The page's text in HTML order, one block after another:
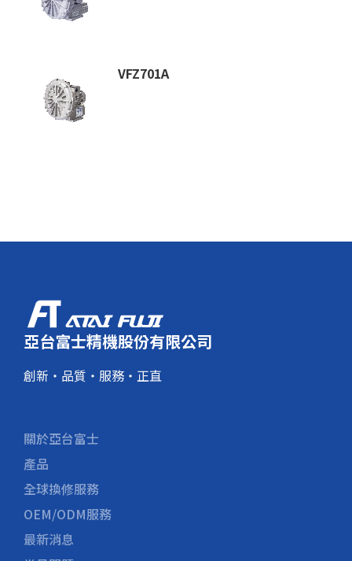
VFZ701A
亞台富士精機股份有限公司
創新・品質・服務・正直
關於亞台富士
產品
全球換修服務
OEM/ODM服務
最新消息